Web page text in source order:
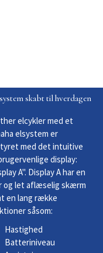
skabt til hverdagen
elcykler med et
elsystem er
med det intuitive
display:
A". Display A har en
og let aflæselig skærm
en lang række
såsom:
Hastighed
Batteriniveau